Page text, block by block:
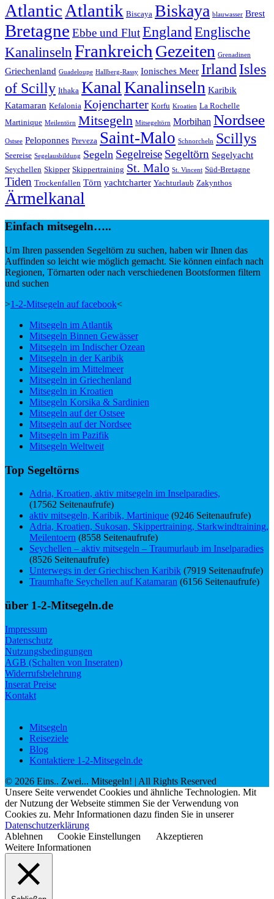
Atlantic Atlantik Biscaya Biskaya blauwasser Brest
Bretagne Ebbe und Flut EnglandEnglische
KanalinselnFrankreich Gezeiten Grenadinen
Griechenland Guadeloupe Hallberg-Rassy Ionisches Meer IrlandIsles
of Scilly Ithaka KanalKanalinseln Karibik
Katamaran Kefalonia Kojencharter Korfu Kroatien La Rochelle
Martinique Meilentörn Mitsegeln Mitsegeltörn Morbihan Nordsee
Ostsee Peloponnes Preveza Saint-Malo Schnorcheln Scillys
Seereise Segelausbildung Segeln Segelreise Segeltörn Segelyacht
Seychellen Skipper Skippertraining St. Malo St. Vincent Süd-Bretagne
Tiden Trockenfallen Törn yachtcharter Yachturlaub Zakynthos
Ärmelkanal
Einfach mitsegeln…..
Um Ihren passenden Segeltörn zu suchen, haben wir Ihnen das
Auffinden so leicht wie möglich gemacht. Sie können einfach nach
Regionen, Törnarten oder nach verschiedenen Bootsformen filtern
und suchen
>1-2-Mitsegeln auf facebook<
Mitsegeln im Atlantik
Mitsegeln Binnen Gewässer
Mitsegeln im Indischer Ozean
Mitsegeln in der Karibik
Mitsegeln im Mittelmeer
Mitsegeln in Griechenland
Mitsegeln in Kroatien
Mitsegeln Korsika & Sardinien
Mitsegeln auf der Ostsee
Mitsegeln auf der Nordsee
Mitsegeln im Pazifik
Mitsegeln Weltweit
Top Segeltörns
Adria, Kroatien, aktiv mitsegeln im Inselparadies,
(17562 Seitenaufrufe)
aktiv mitsegeln, Karibik, Martinique (9246 Seitenaufrufe)
Adria, Kroatien, Sukosan, Skippertraining, Starkwindtraining,
Meilentoern (8558 Seitenaufrufe)
Seychellen – aktiv mitsegeln – Traumurlaub im Inselparadies
(8526 Seitenaufrufe)
Unterwegs in der Griechischen Karibik (7919 Seitenaufrufe)
Traumhafte Seychellen auf Katamaran (6156 Seitenaufrufe)
über 1-2-Mitsegeln.de
Impressum
Datenschutz
Nutzungsbedingungen
AGB (Schalten von Inseraten)
Widerrufsbelehrung
Inserat Preise
Kontakt
Mitsegeln
Reiseziele
Blog
Kontaktiere 1-2-Mitsegeln.de
© 2026 Eins.. Zwei... Mitsegeln! | All Rights Reserved
Unsere Seite verwendet Cookies und ähnliche Technologien. Mit
der Nutzung der Webseite stimmen Sie der Verwendung von
Cookies zu. Mehr Informationen dazu finden Sie in unserer
Datenschutzerklärung
Ablehnen
Cookie Einstellungen
Akzeptieren
Weitere Informationen